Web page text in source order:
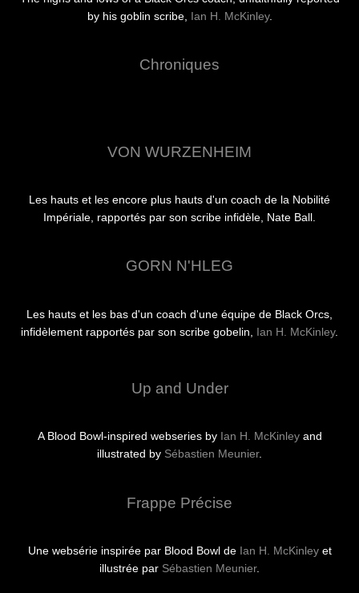
by his goblin scribe,
Ian H. McKinley.
Chroniques
VON WURZENHEIM
Les hauts et les encore plus hauts d'un coach de la Nobilité
Impériale, rapportés par son scribe infidèle, Nate Ball.
GORN N'HLEG
Les hauts et les bas d'un coach d'une équipe de Black Orcs,
infidèlement rapportés par son scribe gobelin, Ian H. McKinley.
Up and Under
A Blood Bowl-inspired webseries by Ian H. McKinleyand
illustrated by Sébastien Meunier.
Frappe Précise
Une websérie inspirée par Blood Bowl de Ian H. McKinleyet
illustrée par Sébastien Meunier.